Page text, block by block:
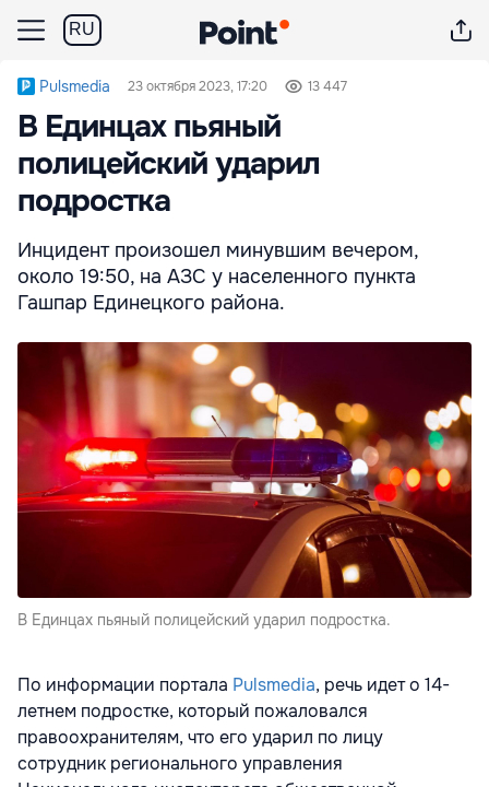
RU
Pulsmedia 23 октября 2023, 17:20 13 447
В Единцах пьяный
полицейский ударил
подростка
Инцидент произошел минувшим вечером,
около 19:50, на АЗС у населенного пункта
Гашпар Единецкого района.
В Единцах пьяный полицейский ударил подростка.
По информации портала Pulsmedia, речь идет о 14-
летнем подростке, который пожаловался
правоохранителям, что его ударил по лицу
сотрудник регионального управления